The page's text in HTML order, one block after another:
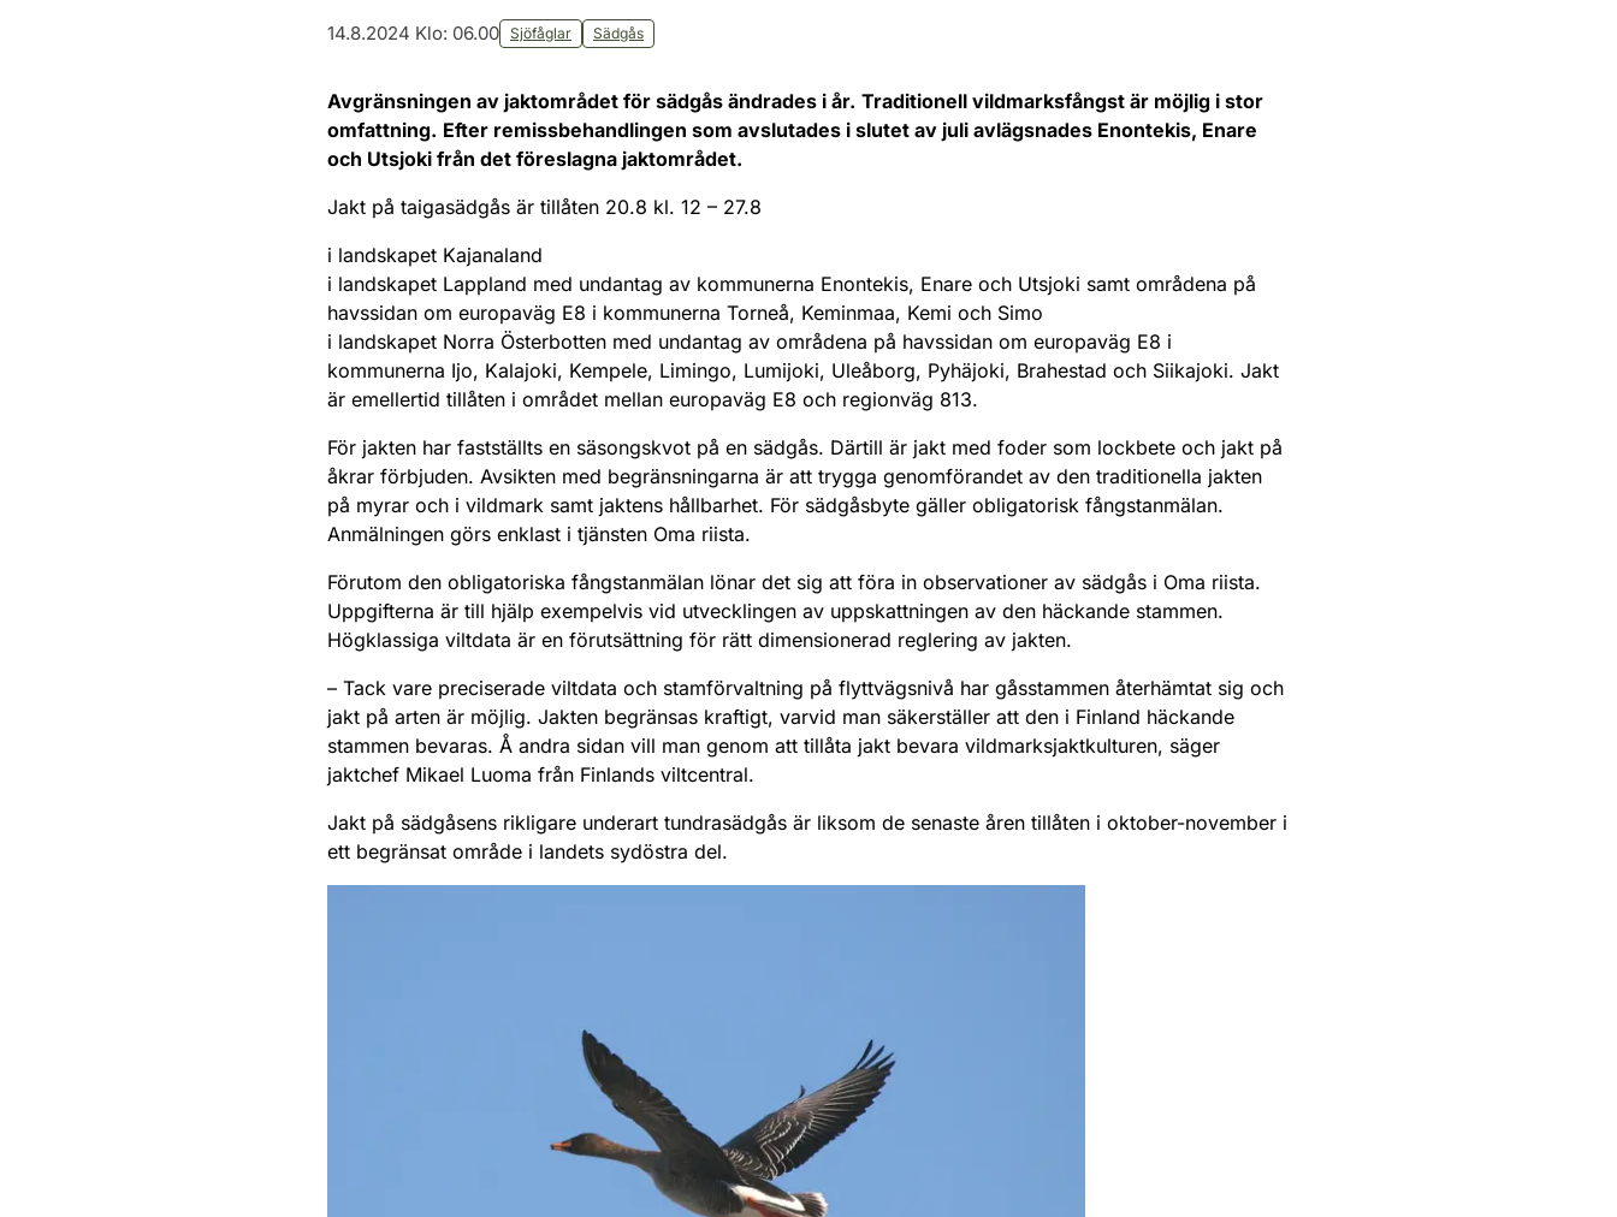
14.8.2024 Klo: 06.00 Sjöfåglar Sädgås
Avgränsningen av jaktområdet för sädgås ändrades i år. Traditionell vildmarksfångst är möjlig i stor
omfattning. Efter remissbehandlingen som avslutades i slutet av juli avlägsnades Enontekis, Enare
och Utsjoki från det föreslagna jaktområdet.
Jakt på taigasädgås är tillåten 20.8 kl. 12 – 27.8
i landskapet Kajanaland
i landskapet Lappland med undantag av kommunerna Enontekis, Enare och Utsjoki samt områdena på
havssidan om europaväg E8 i kommunerna Torneå, Keminmaa, Kemi och Simo
i landskapet Norra Österbotten med undantag av områdena på havssidan om europaväg E8 i
kommunerna Ijo, Kalajoki, Kempele, Limingo, Lumijoki, Uleåborg, Pyhäjoki, Brahestad och Siikajoki. Jakt
är emellertid tillåten i området mellan europaväg E8 och regionväg 813.
För jakten har fastställts en säsongskvot på en sädgås. Därtill är jakt med foder som lockbete och jakt på
åkrar förbjuden. Avsikten med begränsningarna är att trygga genomförandet av den traditionella jakten
på myrar och i vildmark samt jaktens hållbarhet. För sädgåsbyte gäller obligatorisk fångstanmälan.
Anmälningen görs enklast i tjänsten Oma riista.
Förutom den obligatoriska fångstanmälan lönar det sig att föra in observationer av sädgås i Oma riista.
Uppgifterna är till hjälp exempelvis vid utvecklingen av uppskattningen av den häckande stammen.
Högklassiga viltdata är en förutsättning för rätt dimensionerad reglering av jakten.
– Tack vare preciserade viltdata och stamförvaltning på flyttvägsnivå har gåsstammen återhämtat sig och
jakt på arten är möjlig. Jakten begränsas kraftigt, varvid man säkerställer att den i Finland häckande
stammen bevaras. Å andra sidan vill man genom att tillåta jakt bevara vildmarksjaktkulturen, säger
jaktchef Mikael Luoma från Finlands viltcentral.
Jakt på sädgåsens rikligare underart tundrasädgås är liksom de senaste åren tillåten i oktober-november i
ett begränsat område i landets sydöstra del.